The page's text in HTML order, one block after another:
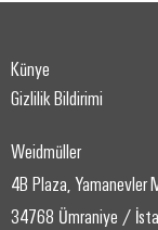
Künye
Gizlilik Bildirimi
Weidmüller
4B Plaza, Yamanevler
34768 Ümraniye /